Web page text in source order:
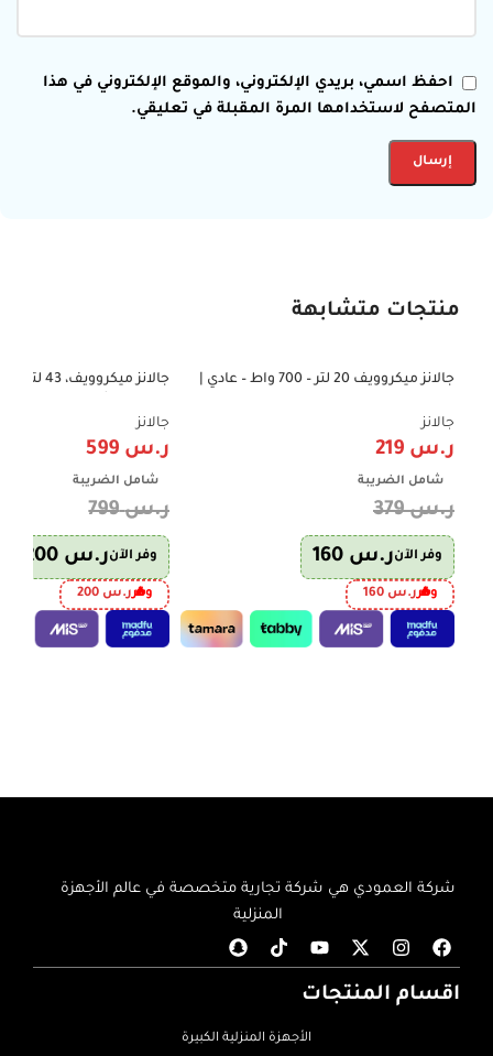
احفظ اسمي، بريدي الإلكتروني، والموقع الإلكتروني في هذا
المتصفح لاستخدامها المرة المقبلة في تعليقي.
منتجات متشابهة
-42%
جالانز ميكروويف 20 لتر – 700 واط – عادي |
جالانز
ر.س
شامل الضريبة
ر.س379
وفر الآنر.س
وفرر.س 160
-25%
جالانز
ر.س
شامل الضريبة
ر.س799
وفر الآنر.س
وفرر.س 200
شركة العمودي هي شركة تجارية متخصصة في عالم الأجهزة
المنزلية
اقسام المنتجات
الأجهزة المنزلية الكبيرة